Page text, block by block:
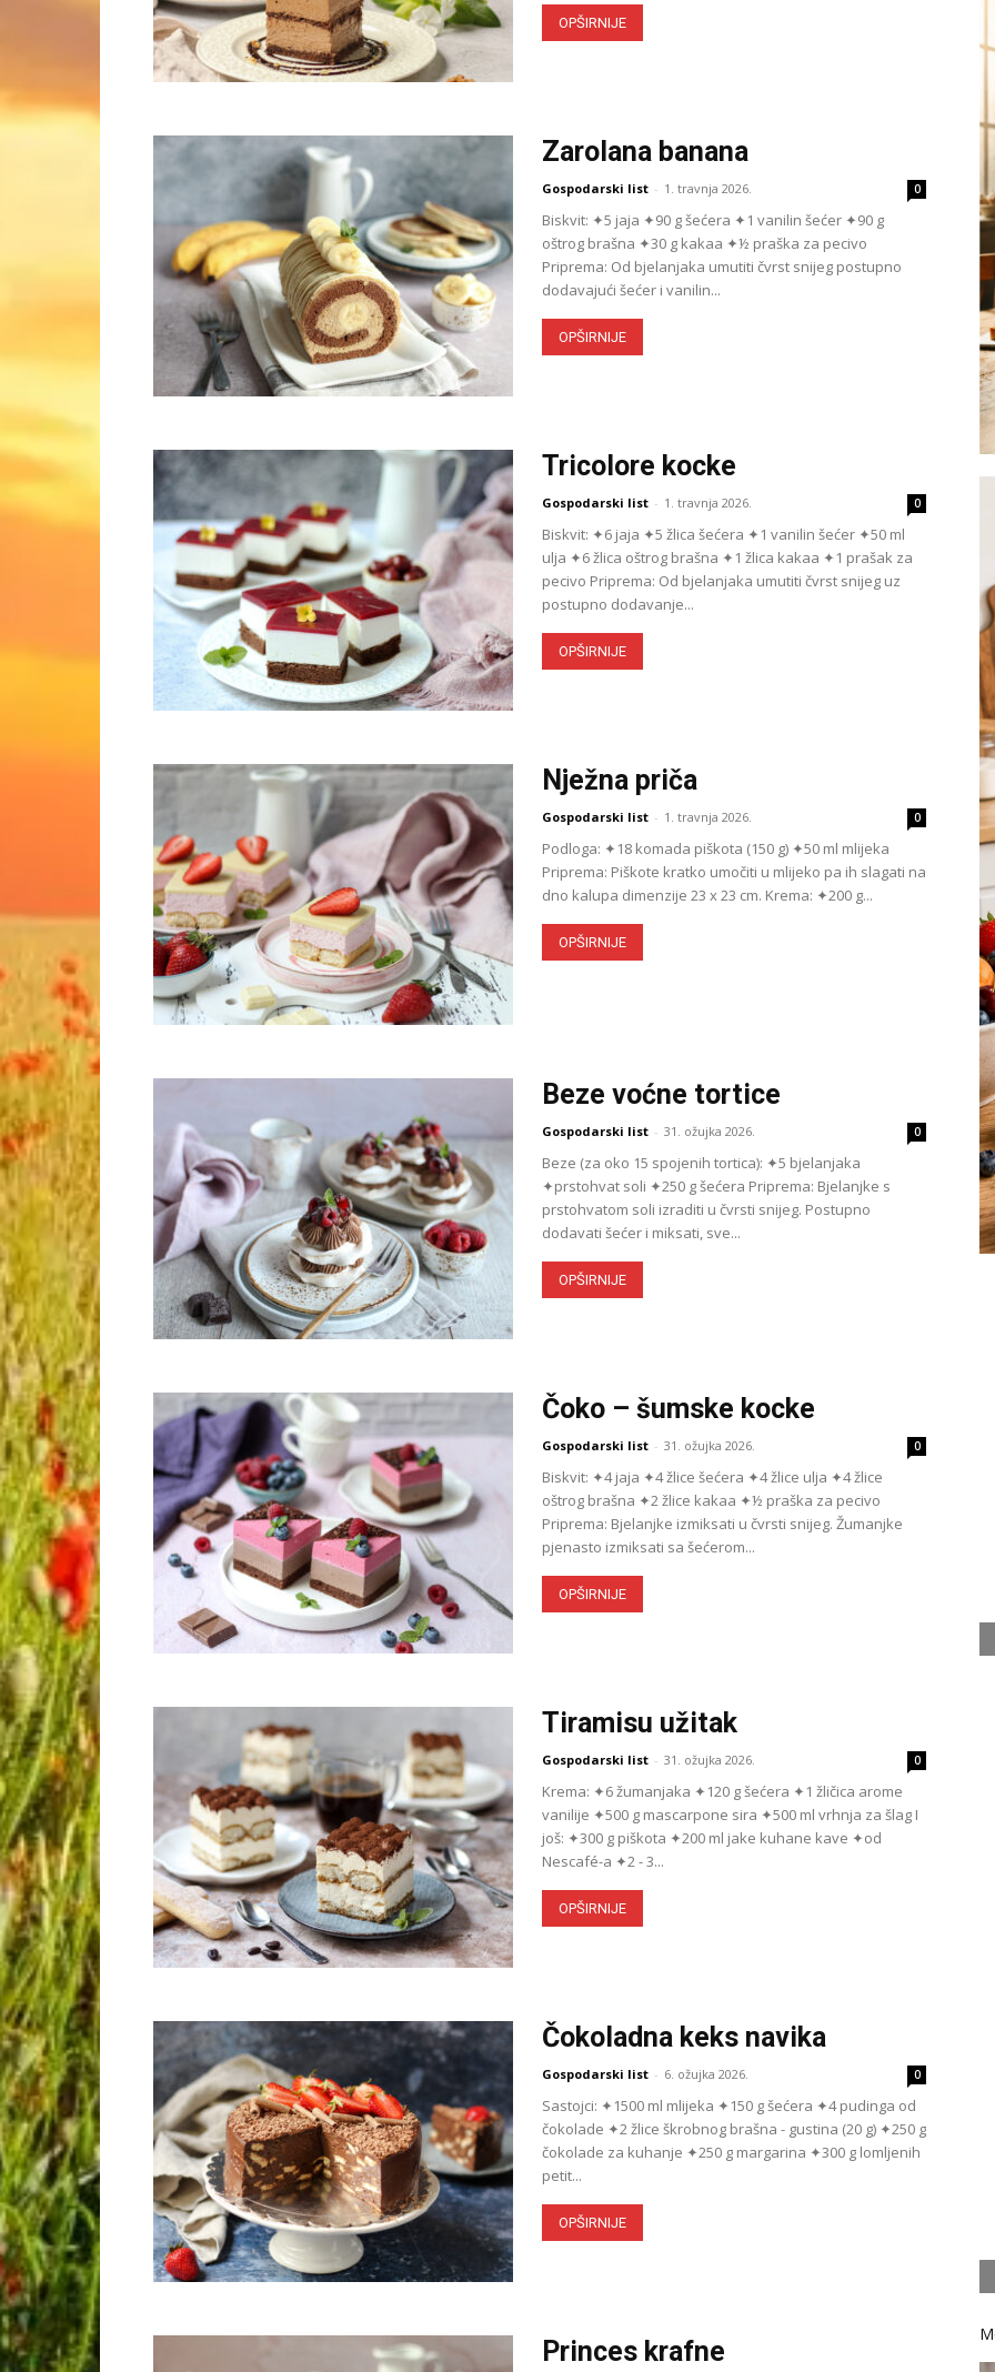
OPŠIRNIJE
Zarolana banana
Gospodarski list - 1. travnja 2026. 0
Biskvit: ✦5 jaja ✦90 g šećera ✦1 vanilin šećer ✦90 g
oštrog brašna ✦30 g kakaa ✦½ praška za pecivo
Priprema: Od bjelanjaka umutiti čvrst snijeg postu­pno
dodavajući šećer i vanilin...
OPŠIRNIJE
Tricolore kocke
Gospodarski list - 1. travnja 2026. 0
Biskvit: ✦6 jaja ✦5 žlica šećera ✦1 vanilin šećer ✦50 ml
ulja ✦6 žlica oštrog brašna ✦1 žlica kakaa ✦1 prašak za
pecivo Priprema: Od bjelanjaka umutiti čvrst snijeg uz
postupno dodavanje...
OPŠIRNIJE
Nježna priča
Gospodarski list - 1. travnja 2026. 0
Podloga: ✦18 komada piškota (150 g) ✦50 ml mlijeka
Priprema: Piškote kratko umočiti u mlijeko pa ih slagati na
dno kalupa dimenzije 23 x 23 cm. Krema: ✦200 g...
OPŠIRNIJE
Beze voćne tortice
Gospodarski list - 31. ožujka 2026. 0
Beze (za oko 15 spojenih tortica): ✦5 bjelanjaka
✦prstohvat soli ✦250 g šećera Priprema: Bjelanjke s
prstohvatom soli izraditi u čvrsti snijeg. Postupno
dodavati šećer i miksati, sve...
OPŠIRNIJE
Čoko – šumske kocke
Gospodarski list - 31. ožujka 2026. 0
Biskvit: ✦4 jaja ✦4 žlice šećera ✦4 žlice ulja ✦4 žlice
oštrog brašna ✦2 žlice kakaa ✦½ praška za pecivo
Priprema: Bjelanjke izmiksati u čvrsti snijeg. Žumanjke
pjenasto izmiksati sa šećerom...
OPŠIRNIJE
Tiramisu užitak
Gospodarski list - 31. ožujka 2026. 0
Krema: ✦6 žumanjaka ✦120 g šećera ✦1 žličica arome
vanilije ✦500 g mascarpone sira ✦500 ml vrhnja za šlag I
još: ✦300 g piškota ✦200 ml jake kuhane kave ✦od
Nescafé-a ✦2 - 3...
OPŠIRNIJE
Čokoladna keks navika
Gospodarski list - 6. ožujka 2026. 0
Sastojci: ✦1500 ml mlijeka ✦150 g šećera ✦4 pudinga od
čokolade ✦2 žlice škrobnog brašna - gustina (20 g) ✦250 g
čokolade za kuhanje ✦250 g margarina ✦300 g lomljenih
petit...
OPŠIRNIJE
Princes krafne